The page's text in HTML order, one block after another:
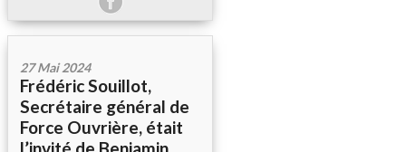
27 Mai 2024
Frédéric Souillot,
Secrétaire général de
Force Ouvrière, était